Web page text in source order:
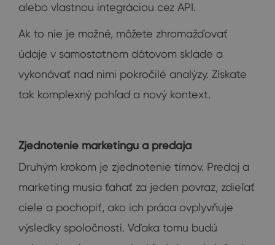
alebo vlastnou integráciou cez API.
Ak to nie je možné, môžete zhromažďovať
údaje v samostatnom dátovom sklade a
vykonávať nad nimi pokročilé analýzy. Získate
tak komplexný pohľad a nový kontext.
Zjednotenie marketingu a predaja
Druhým krokom je zjednotenie tímov. Predaj a
marketing musia ťahať za jeden povraz, zdieľať
ciele a pochopiť, ako ich práca ovplyvňuje
výsledky spoločnosti. Vďaka tomu budú